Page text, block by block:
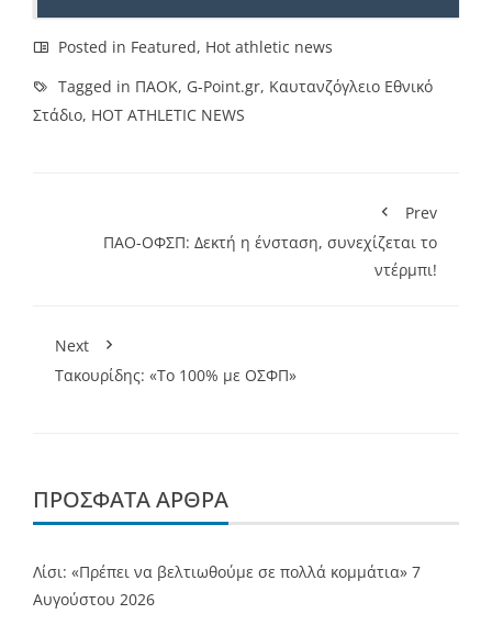
Posted in Featured, Hot athletic news
Tagged in ΠΑΟΚ, G-Point.gr, Καυτανζόγλειο Εθνικό
Στάδιο, HOT ATHLETIC NEWS
Prev
ΠΑΟ-ΟΦΣΠ: Δεκτή η ένσταση, συνεχίζεται το
ντέρμπι!
Next
Τακουρίδης: «Το 100% με ΟΣΦΠ»
ΠΡΌΣΦΑΤΑ ΆΡΘΡΑ
Λίσι: «Πρέπει να βελτιωθούμε σε πολλά κομμάτια» 7
Αυγούστου 2026